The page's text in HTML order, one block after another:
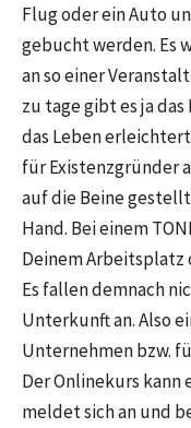
Flug oder ein Auto
gebucht werden. Es
an so einer
zu tage gibt es ja
das Leben
für Existenzgründer
auf die Beine
Hand. Bei einem
Deinem Arbeitsplatz
Es fallen demnach
Unterkunft an. Also
Unternehmen bzw.
Der Onlinekurs
meldet sich an und